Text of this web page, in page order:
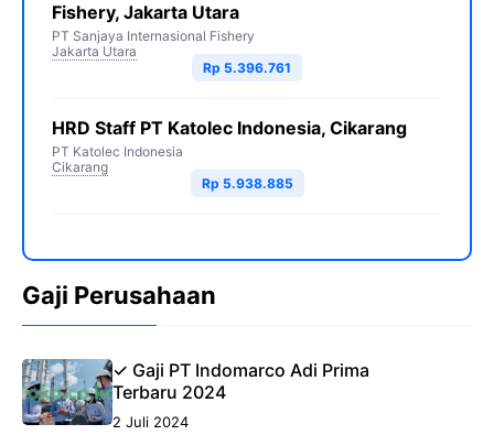
Fishery, Jakarta Utara
PT Sanjaya Internasional Fishery
Jakarta Utara
Rp 5.396.761
HRD Staff PT Katolec Indonesia, Cikarang
PT Katolec Indonesia
Cikarang
Rp 5.938.885
Gaji Perusahaan
✓ Gaji PT Indomarco Adi Prima
Terbaru 2024
2 Juli 2024